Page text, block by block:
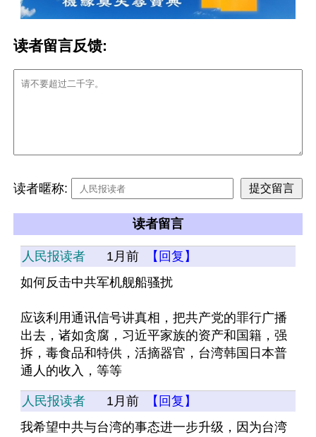
读者留言反馈:
读者暱称:
读者留言
人民报读者 1月前
【回复】
如何反击中共军机舰船骚扰
应该利用通讯信号讲真相，把共产党的罪行广播
出去，诸如贪腐，习近平家族的资产和国籍，强
拆，毒食品和特供，活摘器官，台湾韩国日本普
通人的收入，等等
人民报读者 1月前
【回复】
我希望中共与台湾的事态进一步升级，因为台湾